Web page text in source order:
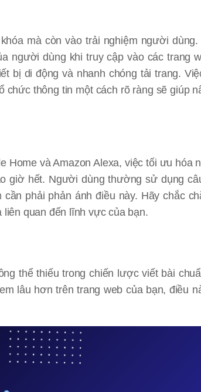
mà còn vào trải nghiệm người dùng.
người dùng khi truy cập vào các trang
bị di động và nhanh chóng tải trang.
chức thông tin một cách rõ ràng sẽ giúp
và Amazon Alexa, việc tối ưu hóa
giờ hết. Người dùng thường sử dụng
phải phản ánh điều này. Hãy chắc
quan đến lĩnh vực của bạn.
thể thiếu trong chiến lược viết bài
lâu hơn trên trang web của bạn, điều